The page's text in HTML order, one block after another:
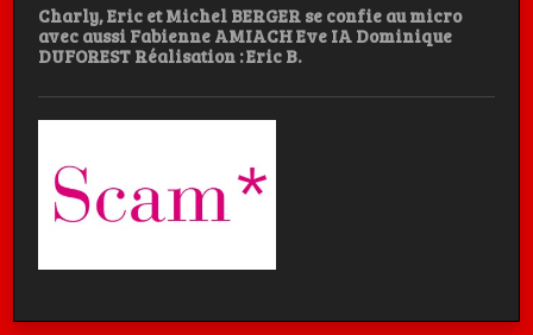
Charly, Eric et Michel BERGER se confie au micro
avec aussi Fabienne AMIACH Eve IA Dominique
DUFOREST Réalisation : Eric B.